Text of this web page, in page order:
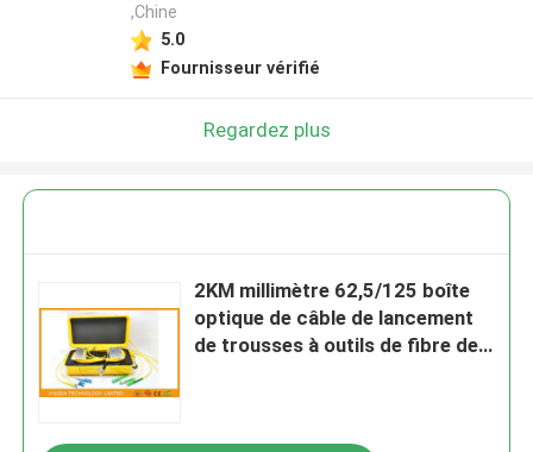
,Chine
5.0
Fournisseur vérifié
Regardez plus
2KM millimètre 62,5/125 boîte
optique de câble de lancement
de trousses à outils de fibre de